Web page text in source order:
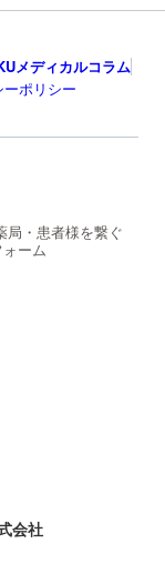
メディカルコラム
ポリシー
局・患者様を繋ぐ
ーム
会社